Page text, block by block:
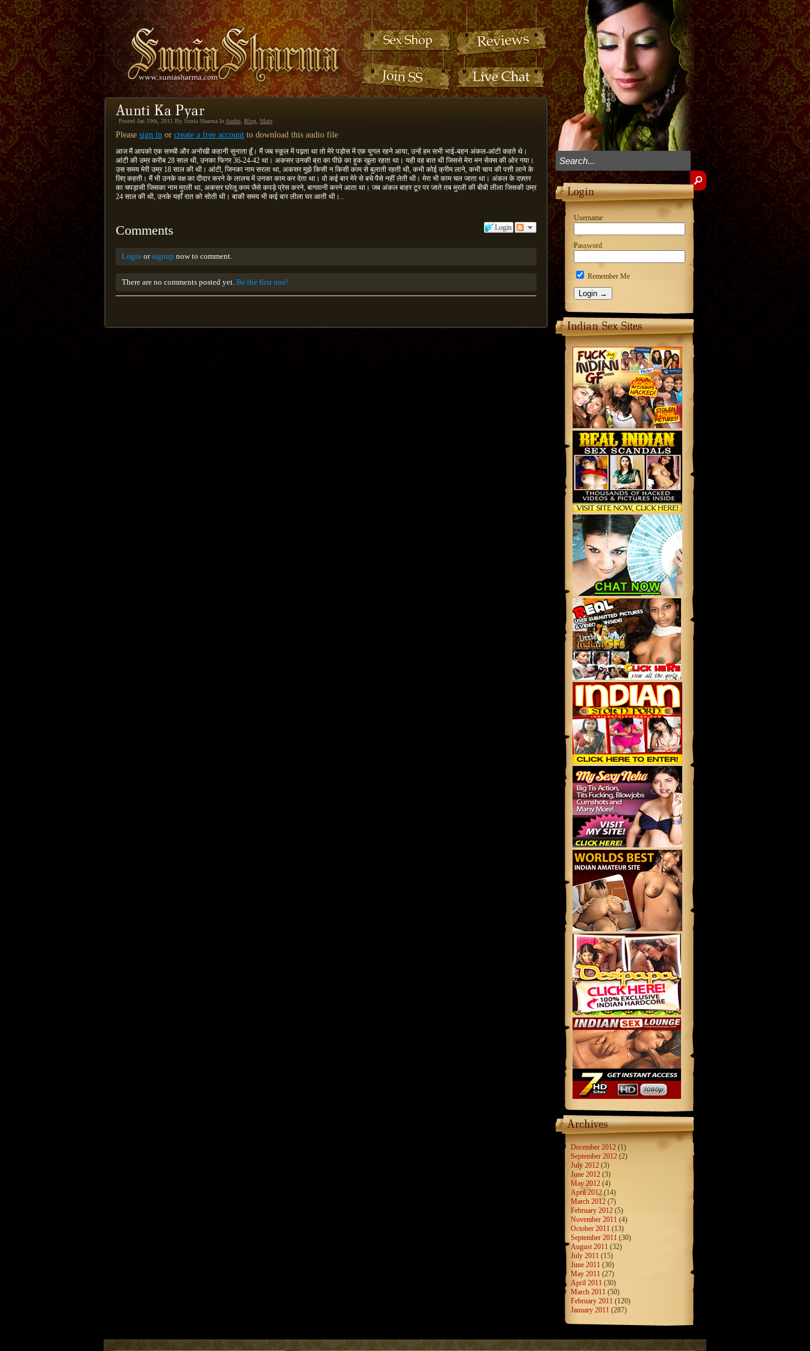
Posted Jan 19th, 2011 By Sunia Sharma In Audio Blog Main
Please sign in or create a free account to download this audio file
आज मैं आपको एक सच्ची और अनोखी कहानी सुनाता हूँ। मैं जब स्कूल में पढ़ता था तो मेरे पड़ोस में एक युगल रहने आया, उन्हें हम सभी भाई-बहन अंकल-आंटी कहते थे।
आंटी की उम्र करीब 28 साल थी, उनका फिगर 36-24-42 था। अकसर उनकी ब्रा का पीछे का हुक खुला रहता था। यही वह बात थी जिससे मेरा मन सेक्स की ओर गया।
उस समय मेरी उम्र 18 साल की थी। आंटी, जिनका नाम सरला था, अकसर मुझे किसी न किसी काम से बुलाती रहती थी, कभी कोई क्रीम लाने, कभी चाय की पत्ती लाने के
लिए कहती। मैं भी उनके वक्ष का दीदार करने के लालच में उनका काम कर देता था। वो कई बार मेरे से बचे पैसे नहीं लेती थी। मेरा भी काम चल जाता था। अंकल के दफ़्तर
का चपड़ासी जिसका नाम मुरली था, अकसर घरेलू काम जैसे कपड़े प्रेस करने, बागवानी करने आता था। जब अंकल बाहर टूर पर जाते तब मुरली की बीबी लीला जिसकी उम्र
24 साल की थी, उनके यहाँ रात को सोती थी। बाकी समय भी कई बार लीला घर आती थी।..
Login
Comments
Login orsignup now to comment.
There are no comments posted yet.Be the first one!
Username
Password
Remember Me
December 2012 (1)
September 2012 (2)
July 2012 (3)
June 2012 (3)
May 2012 (4)
April 2012 (14)
March 2012 (7)
February 2012 (5)
November 2011 (4)
October 2011 (13)
September 2011 (30)
August 2011 (32)
July 2011 (15)
June 2011 (30)
May 2011 (27)
April 2011 (30)
March 2011 (50)
February 2011 (120)
January 2011 (287)